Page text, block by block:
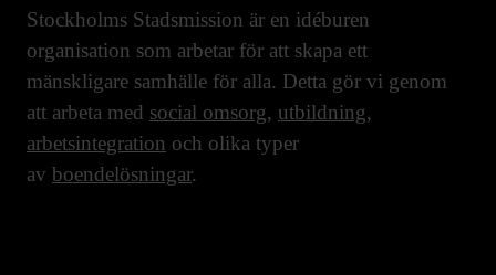
Stockholms Stadsmission är en idéburen
organisation som arbetar för att skapa ett
mänskligare samhälle för alla. Detta gör vi genom
att arbeta med social omsorg, utbildning,
arbetsintegration och olika typer
av boendelösningar.